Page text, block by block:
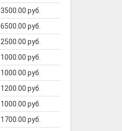
3500.00 руб.
6500.00 руб.
2500.00 руб.
1000.00 руб.
1000.00 руб.
1200.00 руб.
1000.00 руб.
1700.00 руб.